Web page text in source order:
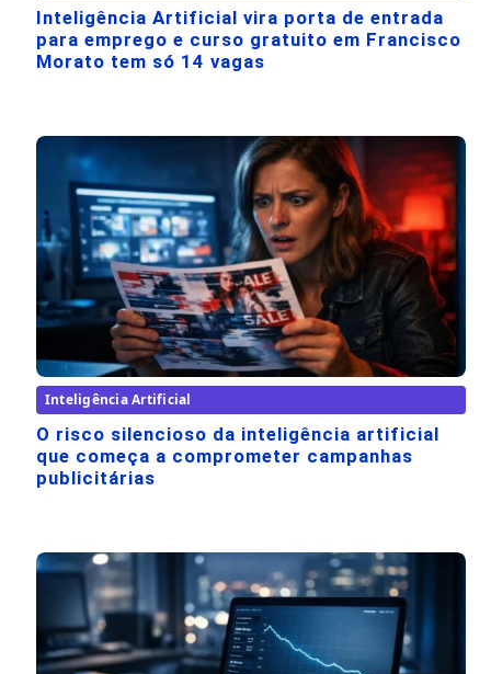
Inteligência Artificial vira porta de entrada
para emprego e curso gratuito em Francisco
Morato tem só 14 vagas
Inteligência Artificial
O risco silencioso da inteligência artificial
que começa a comprometer campanhas
publicitárias